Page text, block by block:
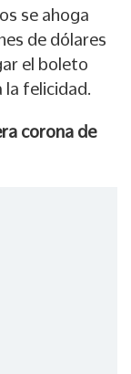
se ahoga
de dólares
el boleto
la felicidad.
corona de